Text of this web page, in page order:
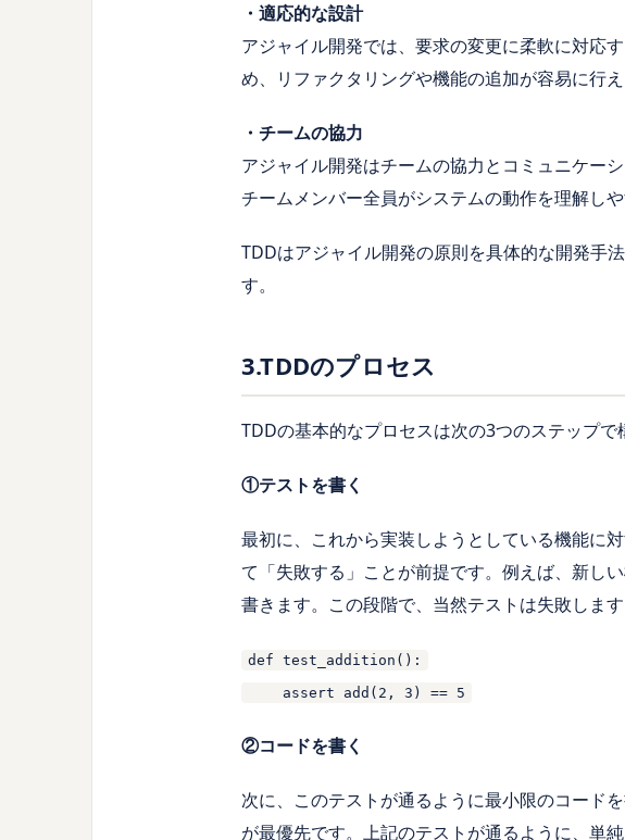
・適応的な設計
アジャイル開発では、要求の変更に柔軟に対応
め、リファクタリングや機能の追加が容易に行
・チームの協力
アジャイル開発はチームの協力とコミュニケー
チームメンバー全員がシステムの動作を理解しや
TDDはアジャイル開発の原則を具体的な開発手
す。
3.TDDのプロセス
TDDの基本的なプロセスは次の3つのステップで
①テストを書く
最初に、これから実装しようとしている機能に
て「失敗する」ことが前提です。例えば、新し
書きます。この段階で、当然テストは失敗します
def test_addition():
assert add(2, 3) == 5
②コードを書く
次に、このテストが通るように最小限のコード
が最優先です。上記のテストが通るように、単